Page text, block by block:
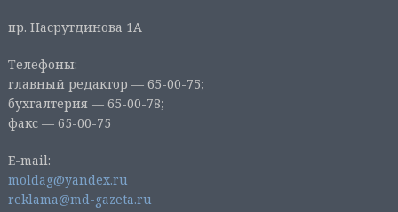
пр. Насрутдинова 1А
Телефоны:
главный редактор — 65-00-75;
бухгалтерия — 65-00-78;
факс — 65-00-75
E-mail:
moldag@yandex.ru
reklama@md-gazeta.ru